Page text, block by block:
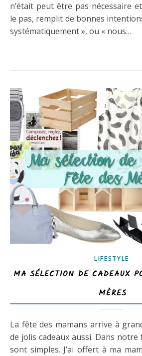
n’était peut être pas nécessaire
le pas, remplit de bonnes
systématiquement », ou « nous…
LIFESTYLE
MA SÉLECTION DE CADEAUX
MÈRES
La fête des mamans arrive à grand pas, et les envies
de jolis cadeaux aussi. Dans notre
sont simples. J’ai offert à ma